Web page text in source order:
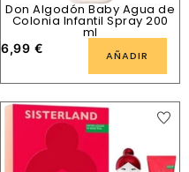
Don Algodón Baby Agua de
Colonia Infantil Spray 200
ml
6,99 € AÑADIR